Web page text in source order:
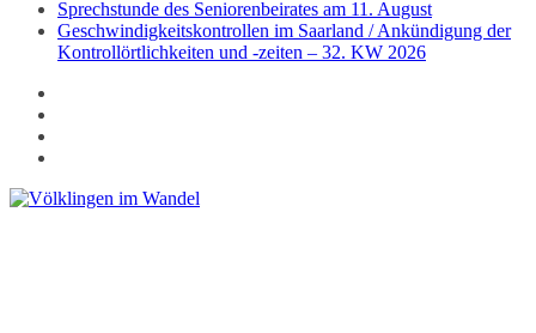
Sprechstunde des Seniorenbeirates am 11. August
Geschwindigkeitskontrollen im Saarland / Ankündigung der
Kontrollörtlichkeiten und -zeiten – 32. KW 2026